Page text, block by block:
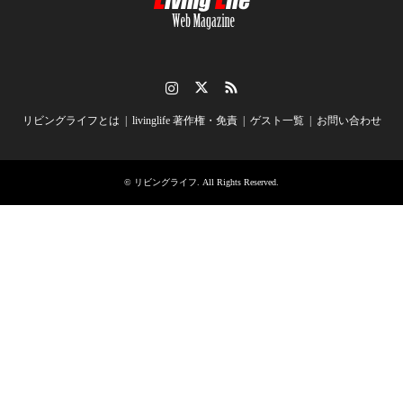
リビングライフとは livinglife 著作権・免責 ゲスト一覧 お問い合わせ
© リビングライフ . All Rights Reserved.